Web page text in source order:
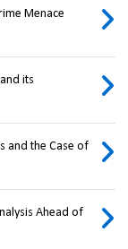
Menace
its
and the Case of
Ahead of